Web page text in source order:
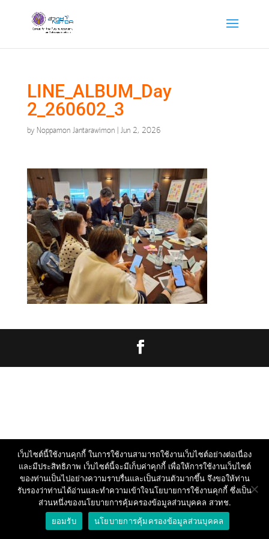
LINE_ALBUM_Day
2_260602_3
by Noppamon Jantarawimon| Jun 2, 2026
เว็บไซต์นี้ใช้งานคุกกี้ ในการใช้งานสามารถใช้งานเว็บไซต์อย่างต่อเนื่อง
และมีประสิทธิภาพ เว็บไซต์นี้จะมีเก็บค่าคุกกี้ เพื่อให้การใช้งานเว็บไซต์
ของท่านเป็นไปอย่างความราบรื่นและเป็นส่วนตัวมากขึ้น จึงขอให้ท่าน
รับรองว่าท่านได้อ่านและทำความเข้าใจนโยบายการใช้งานคุกกี้ ซึ่งเป็น
ส่วนหนึ่งของนโยบายการคุ้มครองข้อมูลส่วนบุคคล สวทช.
ยอมรับ
นโยบายการคุ้มครองข้อมูลส่วนบุคคล